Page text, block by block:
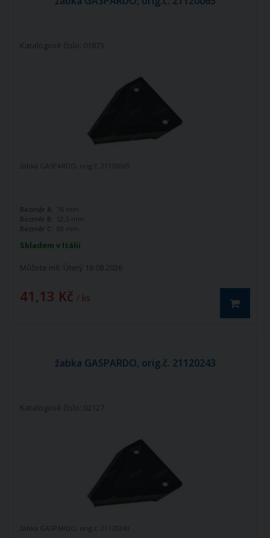
Katalogové číslo: 01873
Skladem v Itálii
Můžete mít: Úterý 18.08.2026
41,13 Kč / ks
žabka GASPARDO, orig.č. 21120065
Rozměr A:
76 mm
Rozměr B:
52,5 mm
Rozměr C:
88 mm
žabka GASPARDO, orig.č. 21120243
Katalogové číslo: 02127
žabka GASPARDO, orig.č. 21120243